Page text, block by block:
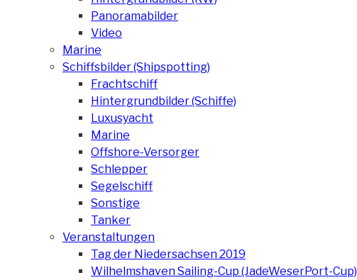
Panoramabilder
Video
Marine
Schiffsbilder (Shipspotting)
Frachtschiff
Hintergrundbilder (Schiffe)
Luxusyacht
Marine
Offshore-Versorger
Schlepper
Segelschiff
Sonstige
Tanker
Veranstaltungen
Tag der Niedersachsen 2019
Wilhelmshaven Sailing-Cup (JadeWeserPort-Cup)